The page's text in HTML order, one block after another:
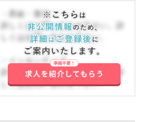
・昇給・賞与
詳しくはお問い合わせ下さい。詳
しくはお問い合わせ下さい。
・インセンティブ
詳しくはお問い合わせ下さい。詳
しくはお問い合わせ下さい。